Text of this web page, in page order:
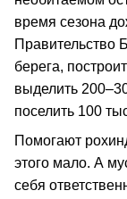
время сезона
Правительство
берега,
выделить
поселить 100
Помогают
этого мало. А
себя